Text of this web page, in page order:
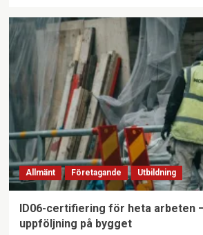
Allmänt Företagande Utbildning
ID06-certifiering för heta arbeten
uppföljning på bygget